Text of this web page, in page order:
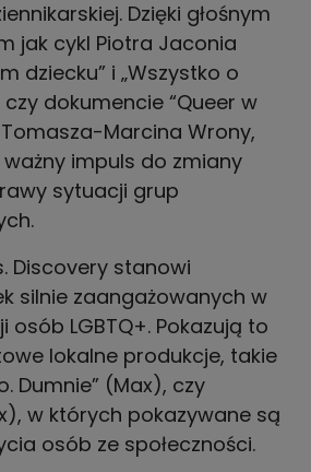
Dzięki głośnym
jak cykl Piotra Jaconia
dziecku” i „Wszystko o
dokumencie “Queer w
Marcina Wrony,
ważny impuls do zmiany
sytuacji grup
Discovery stanowi
silnie zaangażowanych w
LGBTQ+. Pokazują to
lokalne produkcje, takie
Dumnie” (Max), czy
w których pokazywane są
osób ze społeczności.